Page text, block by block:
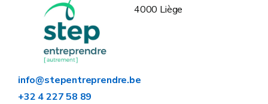
4000 Liège
info@stepentreprendre.be
+32 4 227 58 89